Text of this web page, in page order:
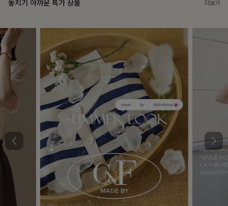
놓치기 아까운 특가 상품 더보기